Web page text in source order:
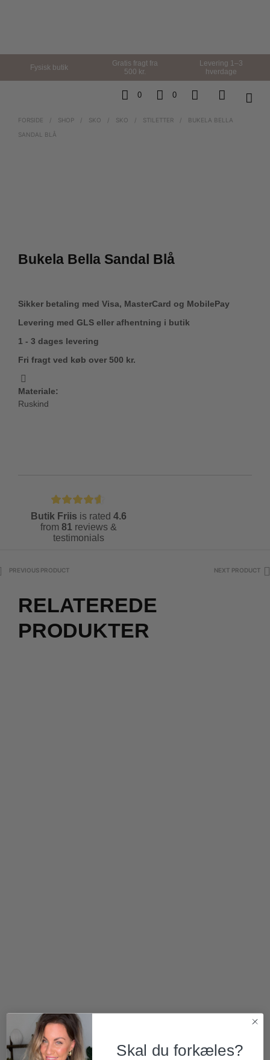
Fysisk butik
Gratis fragt fra
500 kr.
Levering 1–3
hverdage
0 0
FORSIDE / SHOP / SKO / SKO / STILETTER /
BUKELA BELLA
SANDAL BLÅ
Bukela Bella Sandal Blå
Sikker betaling med Visa, MasterCard og MobilePay
Levering med GLS eller afhentning i butik
1 - 3 dages levering
Fri fragt ved køb over 500 kr.
Materiale:
Ruskind
Butik Friis is rated 4.6
from 81 reviews &
testimonials
PREVIOUS PRODUCT NEXT PRODUCT
RELATEREDE
PRODUKTER
Skal du forkæles?